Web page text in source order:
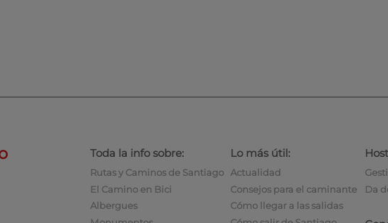
Toda la info sobre:
Rutas y Caminos de Santiago
El Camino en Bici
Albergues
Lo más útil:
Actualidad
Consejos para el caminante
Cómo llegar a las salidas
Da